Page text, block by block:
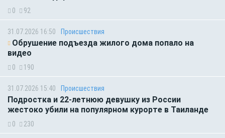
0 92
31.07.2026 16:50 Происшествия
Обрушение подъезда жилого дома попало на
видео
0 190
31.07.2026 15:40 Происшествия
Подростка и 22-летнюю девушку из России
жестоко убили на популярном курорте в Таиланде
0 230